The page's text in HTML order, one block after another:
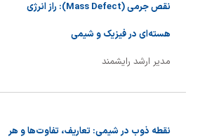
نقص جرمی (Mass Defect): راز انرژی
هسته‌ای در فیزیک و شیمی
مدیر ارشد رایشمند
نقطه ذوب در شیمی: تعاریف، تفاوت‌ها و هر